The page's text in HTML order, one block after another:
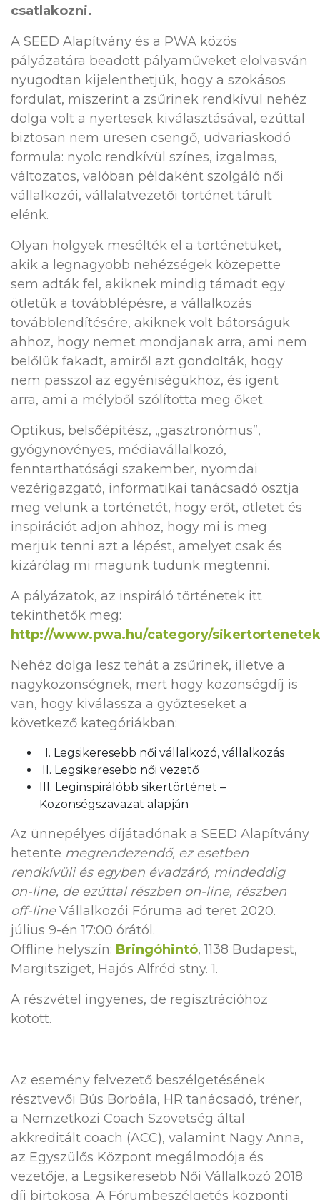
csatlakozni.
A SEED Alapítvány és a PWA közös
pályázatára beadott pályaműveket elolvasván
nyugodtan kijelenthetjük, hogy a szokásos
fordulat, miszerint a zsűrinek rendkívül nehéz
dolga volt a nyertesek kiválasztásával, ezúttal
biztosan nem üresen csengő, udvariaskodó
formula: nyolc rendkívül színes, izgalmas,
változatos, valóban példaként szolgáló női
vállalkozói, vállalatvezetői történet tárult
elénk.
Olyan hölgyek mesélték el a történetüket,
akik a legnagyobb nehézségek közepette
sem adták fel, akiknek mindig támadt egy
ötletük a továbblépésre, a vállalkozás
továbblendítésére, akiknek volt bátorságuk
ahhoz, hogy nemet mondjanak arra, ami nem
belőlük fakadt, amiről azt gondolták, hogy
nem passzol az egyéniségükhöz, és igent
arra, ami a mélyből szólította meg őket.
Optikus, belsőépítész, „gasztronómus”,
gyógynövényes, médiavállalkozó,
fenntarthatósági szakember, nyomdai
vezérigazgató, informatikai tanácsadó osztja
meg velünk a történetét, hogy erőt, ötletet és
inspirációt adjon ahhoz, hogy mi is meg
merjük tenni azt a lépést, amelyet csak és
kizárólag mi magunk tudunk megtenni.
A pályázatok, az inspiráló történetek itt
tekinthetők meg:
http://www.pwa.hu/category/
Nehéz dolga lesz tehát a zsűrinek, illetve a
nagyközönségnek, mert hogy közönségdíj is
van, hogy kiválassza a győzteseket a
következő kategóriákban:
I. Legsikeresebb női vállalkozó, vállalkozás
II. Legsikeresebb női vezető
III. Leginspirálóbb sikertörténet –
Közönségszavazat alapján
Az ünnepélyes díjátadónak a SEED Alapítvány
hetente megrendezendő, ez esetben
rendkívüli és egyben évadzáró, mindeddig
on-line, de ezúttal részben on-line, részben
off-lineVállalkozói Fóruma ad teret 2020.
július 9-én 17:00 órától.
Offline helyszín: Bringóhintó, 1138 Budapest,
Margitsziget, Hajós Alfréd stny. 1.
A részvétel ingyenes, de regisztrációhoz
kötött.
Az esemény felvezető beszélgetésének
résztvevői Bús Borbála, HR tanácsadó, tréner,
a Nemzetközi Coach Szövetség által
akkreditált coach (ACC), valamint Nagy Anna,
az Egyszülős Központ megálmodója és
vezetője, a Legsikeresebb Női Vállalkozó 2018
díj birtokosa. A Fórumbeszélgetés központi